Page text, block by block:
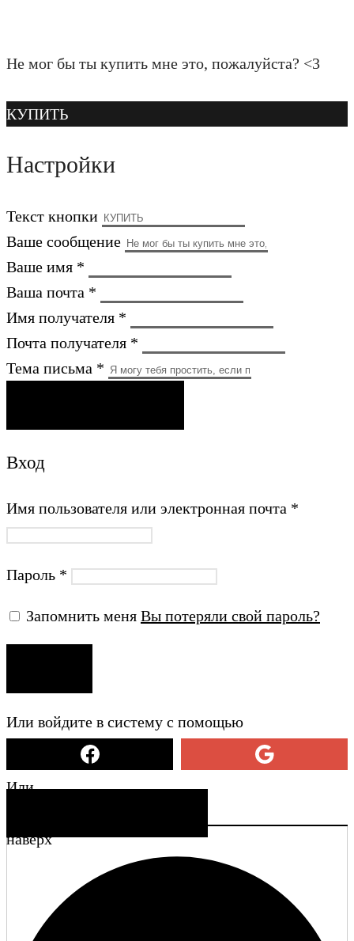
Не мог бы ты купить мне это, пожалуйста? <3
КУПИТЬ
Настройки
Текст кнопки
Ваше сообщение
Ваше имя *
Ваша почта *
Имя получателя *
Почта получателя *
Тема письма *
Вход
Имя пользователя или электронная почта *
Пароль *
Запомнить меня Вы потеряли свой пароль?
Или войдите в систему с помощью
Или
наверх